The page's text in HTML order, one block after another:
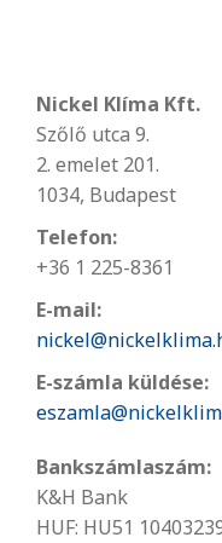
Nickel Klíma Kft.
Szőlő utca 9.
2. emelet 201.
1034, Budapest
Telefon:
+36 1 225-8361
E-mail:
E-számla küldése:
Bankszámlaszám:
K&H Bank
HUF: HU51